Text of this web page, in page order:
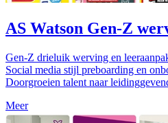
AS Watson Gen-Z
Gen-Z drieluik werving en
Social media stijl preboarding en
Doorgroeien talent naar
Meer